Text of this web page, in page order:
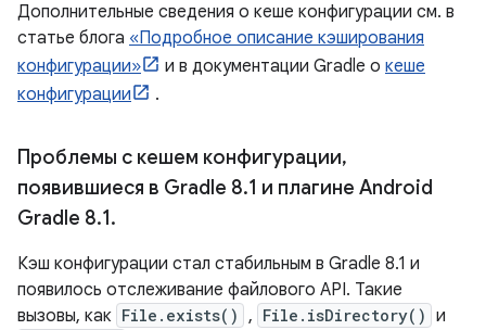
Дополнительные сведения о кеше конфигурации см. в
статье блога «Подробное описание кэширования
конфигурации»
и в документации Gradle о кеше
конфигурации
.
Проблемы с кешем конфигурации,
появившиеся в Gradle 8.1 и плагине Android
Gradle 8.1.
Кэш конфигурации стал стабильным в Gradle 8.1 и
появилось отслеживание файлового API. Такие
вызовы, как File.exists() , File.isDirectory() и